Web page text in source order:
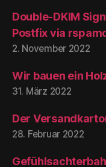
Double-DKIM
Postfix via
2. November 2022
Wir bauen ein
31. März 2022
Der
28. Februar 2022